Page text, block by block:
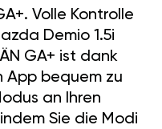
Volle Kontrolle
Demio 1.5i
GA+ ist dank
App bequem zu
an Ihren
Sie die Modi